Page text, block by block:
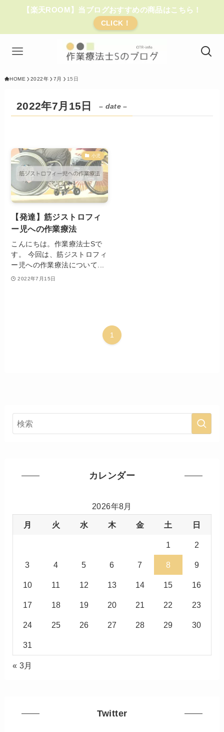
【楽天ROOM】当ブログおすすめの商品はこちら！
CLICK！
HOME 2022年 7月 15日
2022年7月15日 – date –
小児
【発達】筋ジストロフィ
ー児への作業療法
こんにちは。作業療法士Sで
す。 今回は、筋ジストロフィ
ー児への作業療法について...
2022年7月15日
1
カレンダー
2026年8月
月 火 水 木 金 土 日
1 2
3 4 5 6 7 8 9
10 11 12 13 14 15 16
17 18 19 20 21 22 23
24 25 26 27 28 29 30
31
« 3月
Twitter